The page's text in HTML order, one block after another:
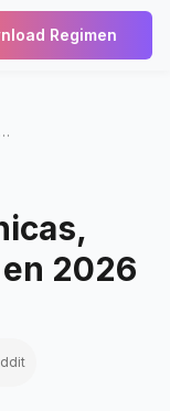
Regimen
TRT en México: Clínicas, Costos y Opciones en 2026
2026